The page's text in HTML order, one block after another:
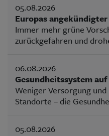
05.08.2026
Europas
Immer mehr grüne
zurückgefahren und
06.08.2026
Gesundheitssystem
Weniger Versorgung
Standorte – die
05.08.2026